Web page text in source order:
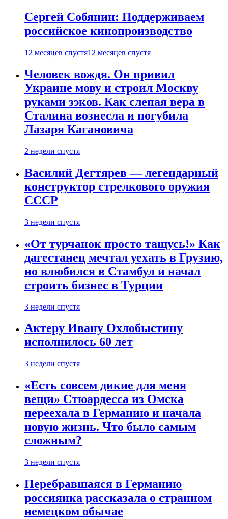
Сергей Собянин: Поддерживаем
российское кинопроизводство
12 месяцев спустя12 месяцев спустя
Человек вождя. Он привил
Украине мову и строил Москву
руками зэков. Как слепая вера в
Сталина вознесла и погубила
Лазаря Кагановича
2 недели спустя
Василий Дегтярев — легендарный
конструктор стрелкового оружия
СССР
3 недели спустя
«От турчанок просто тащусь!» Как
дагестанец мечтал уехать в Грузию,
но влюбился в Стамбул и начал
строить бизнес в Турции
3 недели спустя
Актеру Ивану Охлобыстину
исполнилось 60 лет
3 недели спустя
«Есть совсем дикие для меня
вещи» Стюардесса из Омска
переехала в Германию и начала
новую жизнь. Что было самым
сложным?
3 недели спустя
Перебравшаяся в Германию
россиянка рассказала о странном
немецком обычае